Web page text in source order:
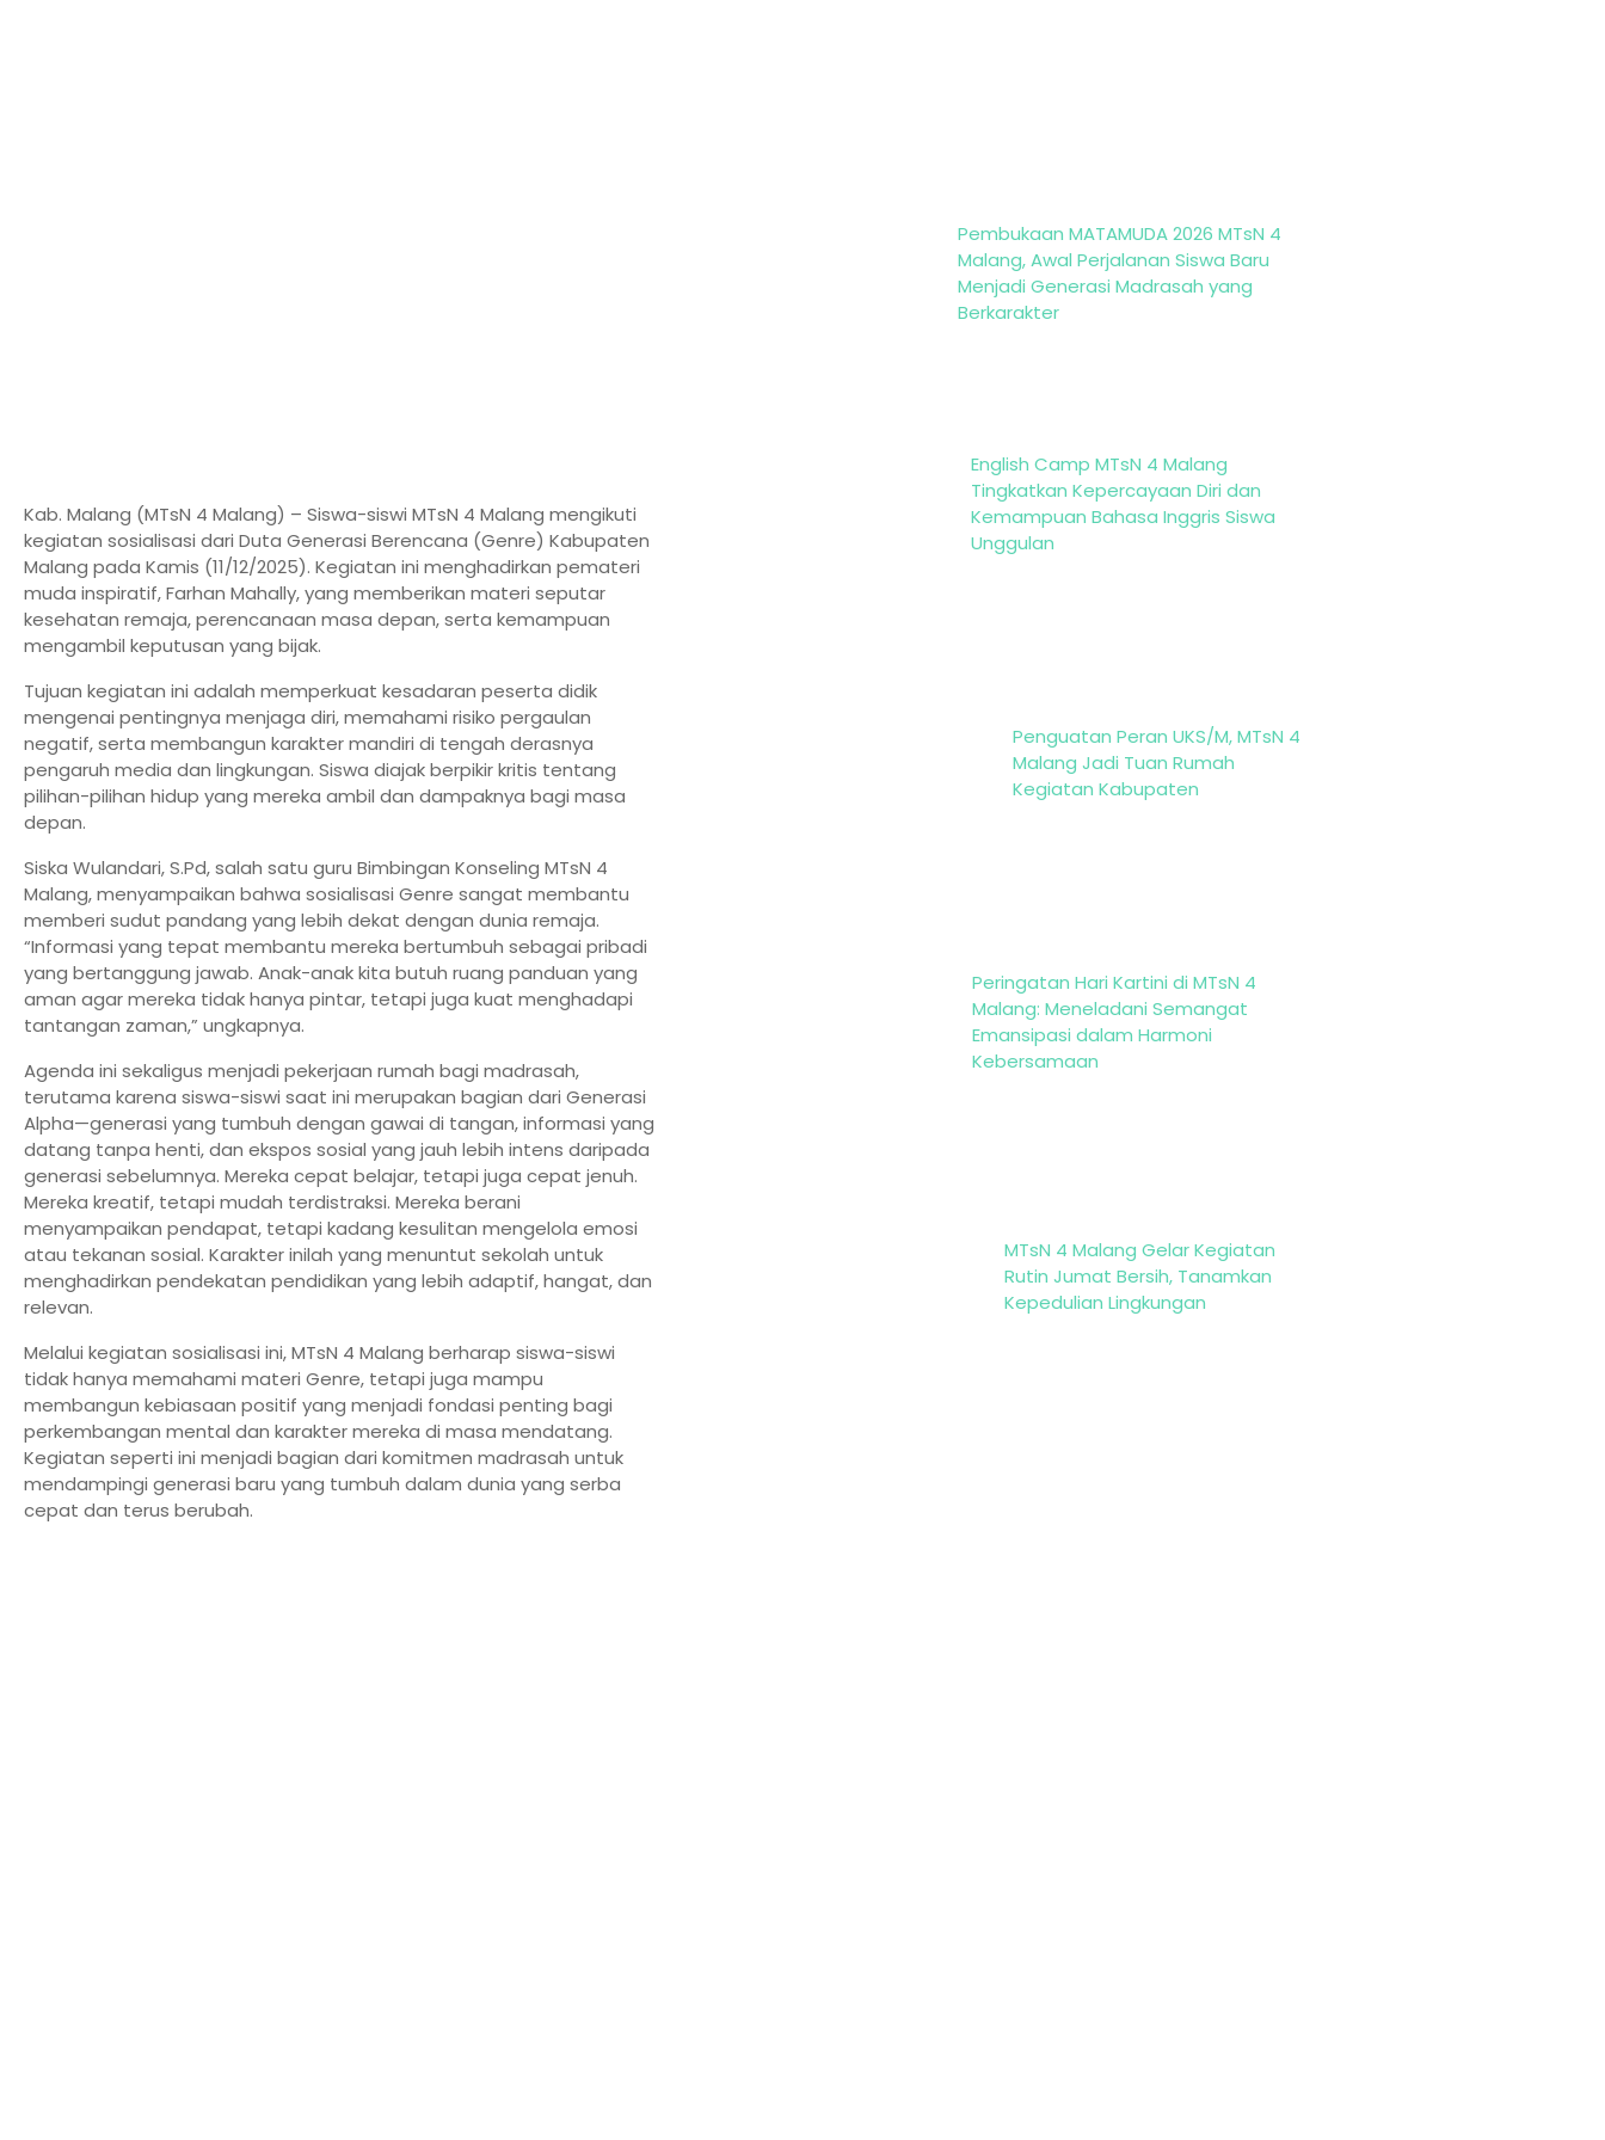
Kab. Malang (MTsN 4 Malang) – Siswa-siswi MTsN 4 Malang mengikuti
kegiatan sosialisasi dari Duta Generasi Berencana (Genre) Kabupaten
Malang pada Kamis (11/12/2025). Kegiatan ini menghadirkan pemateri
muda inspiratif, Farhan Mahally, yang memberikan materi seputar
kesehatan remaja, perencanaan masa depan, serta kemampuan
mengambil keputusan yang bijak.
Tujuan kegiatan ini adalah memperkuat kesadaran peserta didik
mengenai pentingnya menjaga diri, memahami risiko pergaulan
negatif, serta membangun karakter mandiri di tengah derasnya
pengaruh media dan lingkungan. Siswa diajak berpikir kritis tentang
pilihan-pilihan hidup yang mereka ambil dan dampaknya bagi masa
depan.
Siska Wulandari, S.Pd, salah satu guru Bimbingan Konseling MTsN 4
Malang, menyampaikan bahwa sosialisasi Genre sangat membantu
memberi sudut pandang yang lebih dekat dengan dunia remaja.
“Informasi yang tepat membantu mereka bertumbuh sebagai pribadi
yang bertanggung jawab. Anak-anak kita butuh ruang panduan yang
aman agar mereka tidak hanya pintar, tetapi juga kuat menghadapi
tantangan zaman,” ungkapnya.
Agenda ini sekaligus menjadi pekerjaan rumah bagi madrasah,
terutama karena siswa-siswi saat ini merupakan bagian dari Generasi
Alpha—generasi yang tumbuh dengan gawai di tangan, informasi yang
datang tanpa henti, dan ekspos sosial yang jauh lebih intens daripada
generasi sebelumnya. Mereka cepat belajar, tetapi juga cepat jenuh.
Mereka kreatif, tetapi mudah terdistraksi. Mereka berani
menyampaikan pendapat, tetapi kadang kesulitan mengelola emosi
atau tekanan sosial. Karakter inilah yang menuntut sekolah untuk
menghadirkan pendekatan pendidikan yang lebih adaptif, hangat, dan
relevan.
Melalui kegiatan sosialisasi ini, MTsN 4 Malang berharap siswa-siswi
tidak hanya memahami materi Genre, tetapi juga mampu
membangun kebiasaan positif yang menjadi fondasi penting bagi
perkembangan mental dan karakter mereka di masa mendatang.
Kegiatan seperti ini menjadi bagian dari komitmen madrasah untuk
mendampingi generasi baru yang tumbuh dalam dunia yang serba
cepat dan terus berubah.
Pembukaan MATAMUDA 2026 MTsN 4
Malang, Awal Perjalanan Siswa Baru
Menjadi Generasi Madrasah yang
Berkarakter
English Camp MTsN 4 Malang
Tingkatkan Kepercayaan Diri dan
Kemampuan Bahasa Inggris Siswa
Unggulan
Penguatan Peran UKS/M, MTsN 4
Malang Jadi Tuan Rumah
Kegiatan Kabupaten
Peringatan Hari Kartini di MTsN 4
Malang: Meneladani Semangat
Emansipasi dalam Harmoni
Kebersamaan
MTsN 4 Malang Gelar Kegiatan
Rutin Jumat Bersih, Tanamkan
Kepedulian Lingkungan